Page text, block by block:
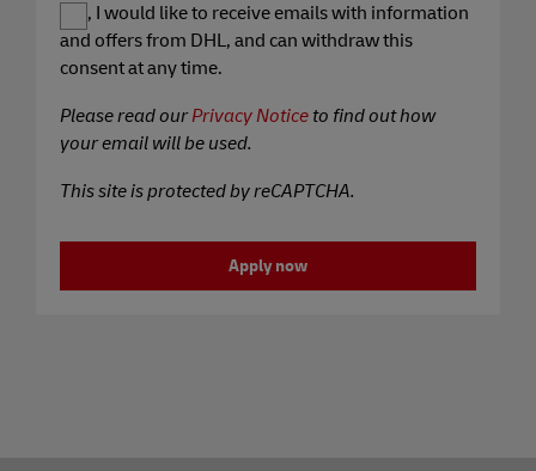
Yes, I would like to receive emails with information
and offers from DHL, and can withdraw this
consent at any time.
Please read ourPrivacy Notice to find out how
your email will be used.
This site is protected by reCAPTCHA.
Apply now